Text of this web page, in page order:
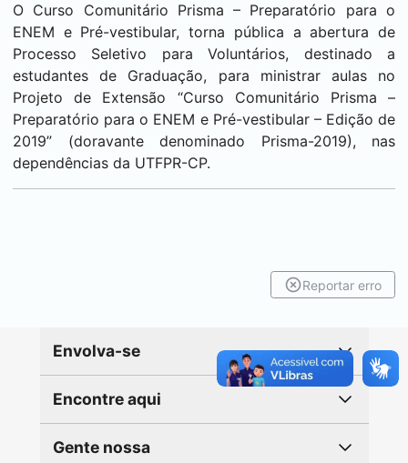
O Curso Comunitário Prisma – Preparatório para o
ENEM e Pré-vestibular, torna pública a abertura de
Processo Seletivo para Voluntários, destinado a
estudantes de Graduação, para ministrar aulas no
Projeto de Extensão “Curso Comunitário Prisma –
Preparatório para o ENEM e Pré-vestibular – Edição de
2019” (doravante denominado Prisma-2019), nas
dependências da UTFPR-CP.
Reportar erro
Envolva-se
Encontre aqui
Gente nossa